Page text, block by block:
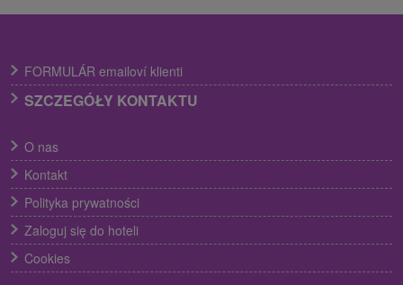
FORMULÁR emailoví klienti
SZCZEGÓŁY KONTAKTU
O nas
Kontakt
Polityka prywatności
Zaloguj się do hoteli
Cookies